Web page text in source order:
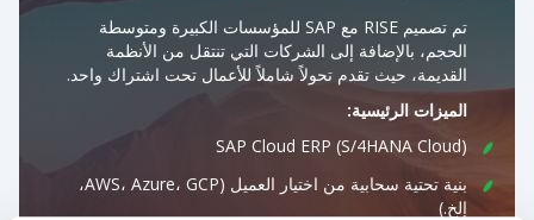
تم تصميم RISE مع SAP للمؤسسات الكبيرة ومتوسطة
الحجم، بالإضافة إلى الشركات التي تنتقل من الأنظمة
القديمة، حيث تقدم تحولاً شاملاً للأعمال تحت اشتراك واحد.
الميزات الرئيسية:
SAP Cloud ERP (S/4HANA Cloud)
بنية تحتية سحابية من اختيار العميل (AWS، Azure، GCP،
إلخ.)